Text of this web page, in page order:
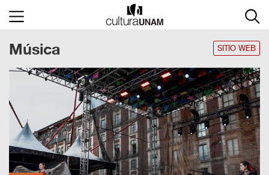
CulturaUNAM
ACTIVIDADES
CULTURALES
CONVOCATORIAS
SALA
DE
Música SITIO WEB
×